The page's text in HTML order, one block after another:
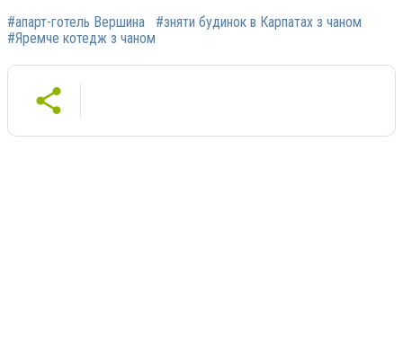
#апарт-готель Вершина
#зняти будинок в Карпатах з чаном
#Яремче котедж з чаном